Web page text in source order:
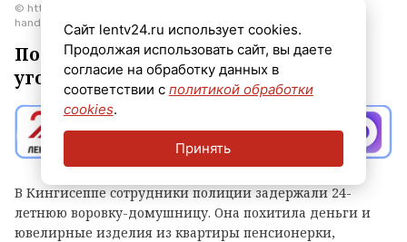
© https://www.magnific.com/free-photo/high-angle-shot-metal-
handcuffs-isolated_12750645.htm
По данному факту возбуждено
уголовное дело по статье «Кража».
В Кингисеппе сотрудники полиции задержали 24-
летнюю воровку-домушницу. Она похитила деньги и
ювелирные изделия из квартиры пенсионерки,
Сайт lentv24.ru использует cookies.
Продолжая использовать сайт, вы даете
согласие на обработку данных в
соответствии с политикой обработки
cookies.
Принять